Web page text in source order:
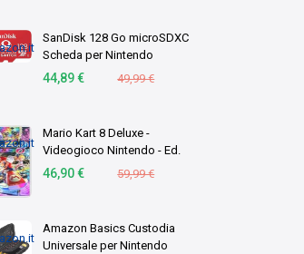
SanDisk 128 Go microSDXC
Scheda per Nintendo
Switch, Scheda di memoria
44,89 € 49,99 €
Mario Kart 8 Deluxe -
Videogioco Nintendo - Ed.
Italiana - Versione su
46,90 € 59,99 €
Amazon Basics Custodia
Universale per Nintendo